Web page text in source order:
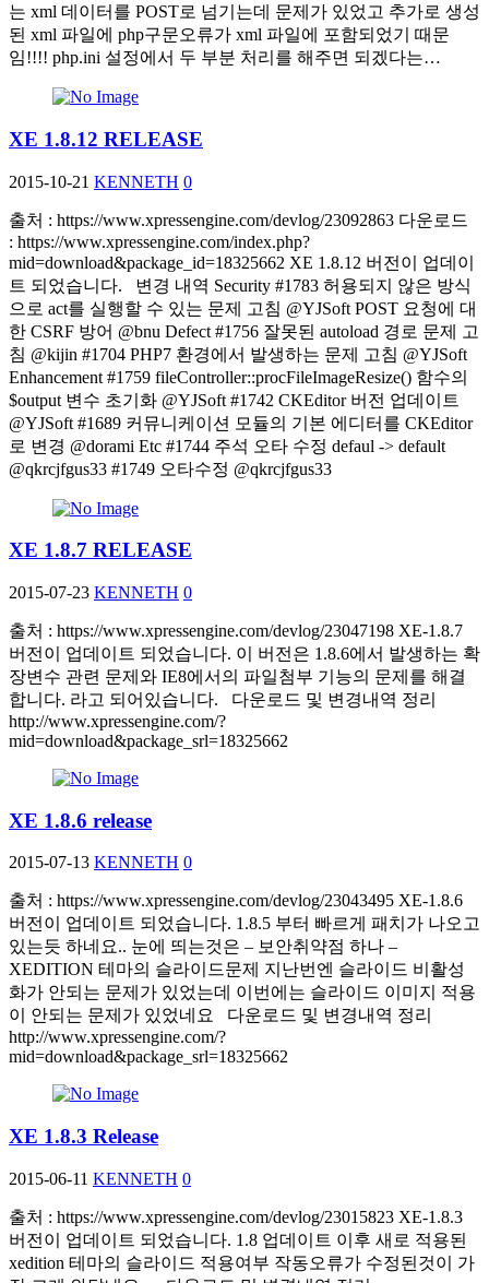
는 xml 데이터를 POST로 넘기는데 문제가 있었고 추가로 생성
된 xml 파일에 php구문오류가 xml 파일에 포함되었기 때문
임!!!! php.ini 설정에서 두 부분 처리를 해주면 되겠다는…
XE 1.8.12 RELEASE
2015-10-21 KENNETH 0
출처 : https://www.xpressengine.com/devlog/23092863 다운로드
: https://www.xpressengine.com/index.php?
mid=download&package_id=18325662 XE 1.8.12 버전이 업데이
트 되었습니다. 변경 내역 Security #1783 허용되지 않은 방식
으로 act를 실행할 수 있는 문제 고침 @YJSoft POST 요청에 대
한 CSRF 방어 @bnu Defect #1756 잘못된 autoload 경로 문제 고
침 @kijin #1704 PHP7 환경에서 발생하는 문제 고침 @YJSoft
Enhancement #1759 fileController::procFileImageResize() 함수의
$output 변수 초기화 @YJSoft #1742 CKEditor 버전 업데이트
@YJSoft #1689 커뮤니케이션 모듈의 기본 에디터를 CKEditor
로 변경 @dorami Etc #1744 주석 오타 수정 defaul -> default
@qkrcjfgus33 #1749 오타수정 @qkrcjfgus33
XE 1.8.7 RELEASE
2015-07-23 KENNETH 0
출처 : https://www.xpressengine.com/devlog/23047198 XE-1.8.7
버전이 업데이트 되었습니다. 이 버전은 1.8.6에서 발생하는 확
장변수 관련 문제와 IE8에서의 파일첨부 기능의 문제를 해결
합니다. 라고 되어있습니다. 다운로드 및 변경내역 정리
http://www.xpressengine.com/?
mid=download&package_srl=18325662
XE 1.8.6 release
2015-07-13 KENNETH 0
출처 : https://www.xpressengine.com/devlog/23043495 XE-1.8.6
버전이 업데이트 되었습니다. 1.8.5 부터 빠르게 패치가 나오고
있는듯 하네요.. 눈에 띄는것은 – 보안취약점 하나 –
XEDITION 테마의 슬라이드문제 지난번엔 슬라이드 비활성
화가 안되는 문제가 있었는데 이번에는 슬라이드 이미지 적용
이 안되는 문제가 있었네요 다운로드 및 변경내역 정리
http://www.xpressengine.com/?
mid=download&package_srl=18325662
XE 1.8.3 Release
2015-06-11 KENNETH 0
출처 : https://www.xpressengine.com/devlog/23015823 XE-1.8.3
버전이 업데이트 되었습니다. 1.8 업데이트 이후 새로 적용된
xedition 테마의 슬라이드 적용여부 작동오류가 수정된것이 가